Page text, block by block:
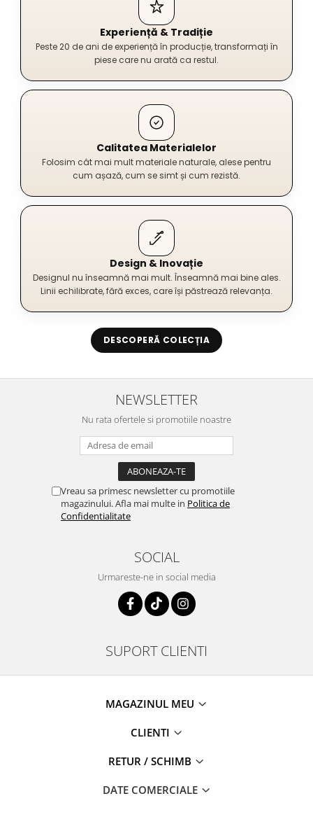
Experiență & Tradiție
Peste 20 de ani de experiență în producție, transformați în
piese care nu arată ca restul.
Calitatea Materialelor
Folosim cât mai mult materiale naturale, alese pentru
cum așază, cum se simt și cum rezistă.
Design & Inovație
Designul nu înseamnă mai mult. Înseamnă mai bine ales.
Linii echilibrate, fără exces, care își păstrează relevanța.
DESCOPERĂ COLECȚIA
NEWSLETTER
Nu rata ofertele si promotiile noastre
Vreau sa primesc newsletter cu promotiile
magazinului. Afla mai multe in Politica de
Confidentialitate
SOCIAL
Urmareste-ne in social media
SUPORT CLIENTI
MAGAZINUL MEU
CLIENTI
RETUR / SCHIMB
DATE COMERCIALE